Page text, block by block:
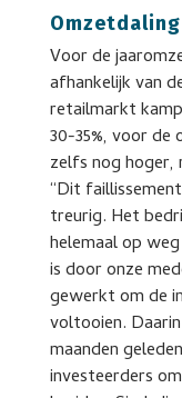
Voor de
afhankelijk van
retailmarkt
30-35%, voor
zelfs nog hoger,
“Dit
treurig. Het
helemaal op
is door onze
gewerkt om de
voltooien.
maanden
investeerders